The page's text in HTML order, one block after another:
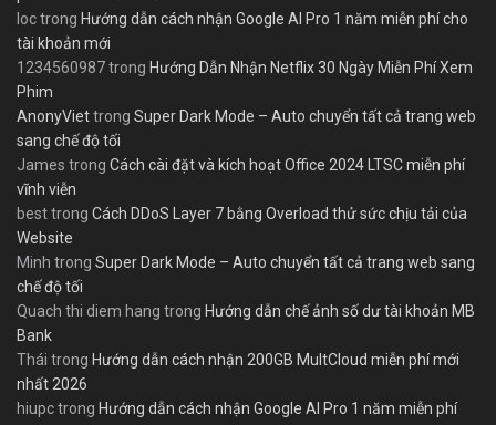
loctrong Hướng dẫn cách nhận Google AI Pro 1 năm miễn phí cho
tài khoản mới
1234560987trong Hướng Dẫn Nhận Netflix 30 Ngày Miễn Phí Xem
Phim
AnonyViettrong Super Dark Mode – Auto chuyển tất cả trang web
sang chế độ tối
James trong Cách cài đặt và kích hoạt Office 2024 LTSC miễn phí
vĩnh viễn
besttrong Cách DDoS Layer 7 bằng Overload thử sức chịu tải của
Website
Minh trong Super Dark Mode – Auto chuyển tất cả trang web sang
chế độ tối
Quach thi diem hang trong Hướng dẫn chế ảnh số dư tài khoản MB
Bank
Thái trong Hướng dẫn cách nhận 200GB MultCloud miễn phí mới
nhất 2026
hiupctrong Hướng dẫn cách nhận Google AI Pro 1 năm miễn phí